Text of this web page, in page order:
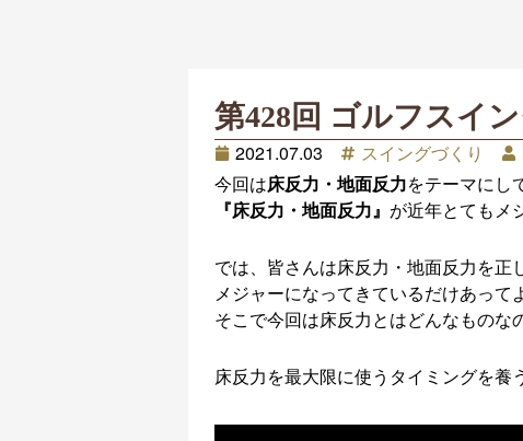
第428回 ゴルフスイ
2021.07.03 スイングづくり
今回は床反力・地面反力をテーマにし
『床反力・地面反力』 が近年とてもメ
では、皆さんは床反力・地面反力を正
メジャーになってきているだけあって
そこで今回は床反力とはどんなものな
床反力を最大限に使うタイミングを養